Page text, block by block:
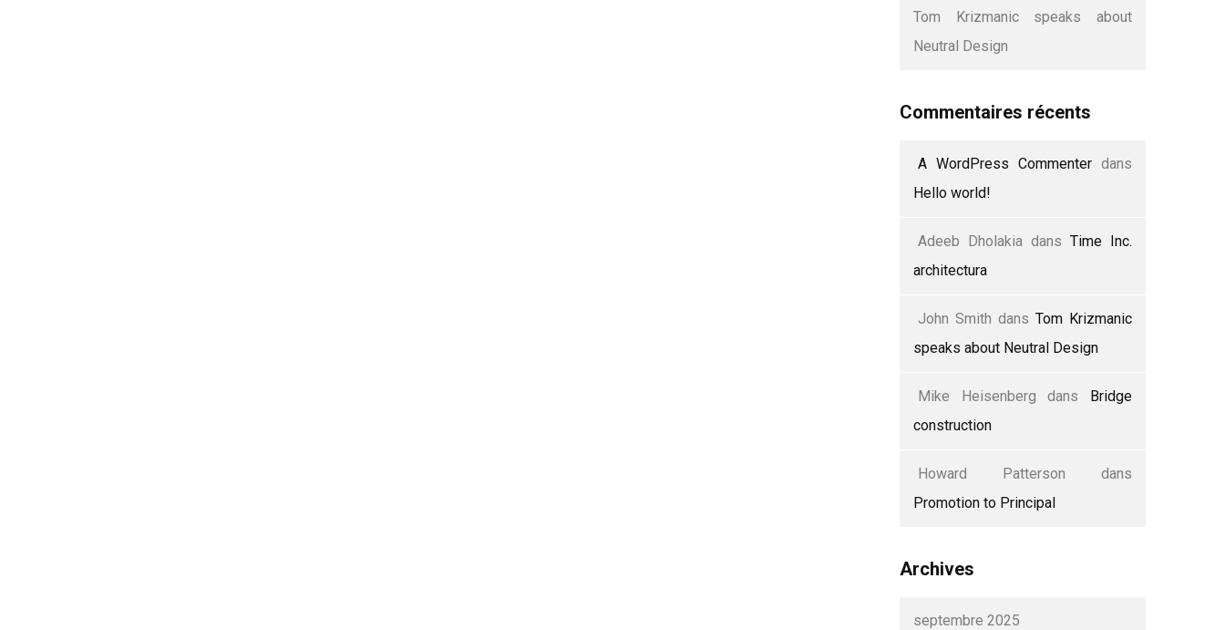
Tom Krizmanic speaks about
Neutral Design
Commentaires récents
A WordPress Commenter dans
Hello world!
Adeeb Dholakia dans Time Inc.
architectura
John Smith dans Tom Krizmanic
speaks about Neutral Design
Mike Heisenberg dans Bridge
construction
Howard Patterson dans
Promotion to Principal
Archives
septembre 2025